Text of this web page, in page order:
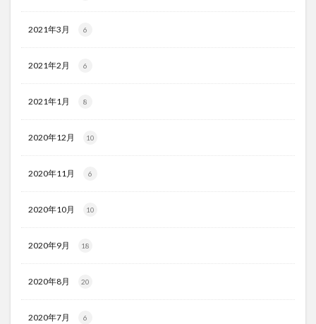
2021年3月 6
2021年2月 6
2021年1月 8
2020年12月 10
2020年11月 6
2020年10月 10
2020年9月 18
2020年8月 20
2020年7月 6